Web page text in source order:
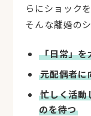
らにショック
そんな離婚の
「日常」を
元配偶者に
忙しく活動
のを待つ